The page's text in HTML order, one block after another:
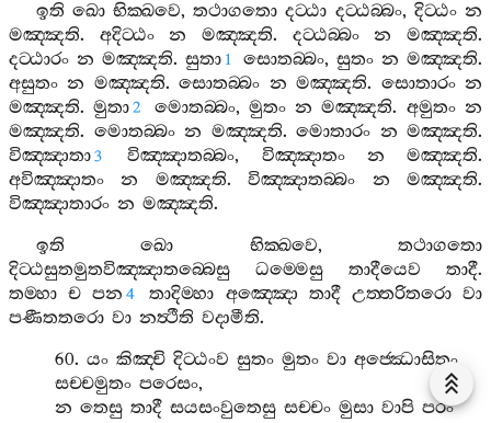
ඉති ඛො භික‍්ඛවෙ,තථාගතො දට‍්ඨා දට‍්ඨබ‍්බං, දිට‍්ඨං න
මඤ‍්ඤති. අදිට‍්ඨං න මඤ‍්ඤති. දට‍්ඨබ‍්බං න මඤ‍්ඤති.
දට‍්ඨාරං න මඤ‍්ඤති. සුතා 1 සොතබ‍්බං, සුතං න මඤ‍්ඤති.
අසුතං න මඤ‍්ඤති.සොතබ‍්බං න මඤ‍්ඤති. සොතාරං න
මඤ‍්ඤති.මුතා2 මොතබ‍්බං, මුතං න මඤ‍්ඤති. අමුතං න
මඤ‍්ඤති. මොතබ‍්බං න මඤ‍්ඤති. මොතාරං න මඤ‍්ඤති.
විඤ‍්ඤාතා3 විඤ‍්ඤාතබ‍්බං, විඤ‍්ඤාතං න මඤ‍්ඤති.
අවිඤ‍්ඤාතං
න මඤ‍්ඤති.විඤ‍්ඤාතබ‍්බං න මඤ‍්ඤති.
විඤ‍්ඤාතාරං න මඤ‍්ඤති.
ඉති
ඛො භික‍්ඛවෙ,තථාගතො
දිට‍්ඨසුතමුතවිඤ‍්ඤාතබ‍්බෙසු
ධම‍්මෙසු තාදීයෙව තාදී.
තම‍්හා ච පන 4 තාදිම‍්හා අඤ‍්ඤො තාදී උත‍්තරිතරො වා
පණීතතරො වා නත්‍ථීති වදාමීති.
60.යං කිඤ‍්චි දිට‍්ඨංව සුතං මුතං වා අජ‍්ඣොසිතං
සච‍්චමුතං පරෙසං,
න තෙසු තාදී සයසංවුතෙසු සච‍්චං මුසා වාපි පරං